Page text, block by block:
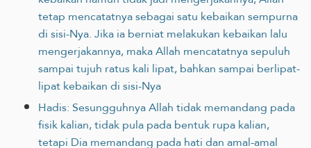
tetap mencatatnya sebagai satu kebaikan sempurna
di sisi-Nya. Jika ia berniat melakukan kebaikan lalu
mengerjakannya, maka Allah mencatatnya sepuluh
sampai tujuh ratus kali lipat, bahkan sampai berlipat-
lipat kebaikan di sisi-Nya
Hadis: Sesungguhnya Allah tidak memandang pada
fisik kalian, tidak pula pada bentuk rupa kalian,
tetapi Dia memandang pada hati dan amal-amal